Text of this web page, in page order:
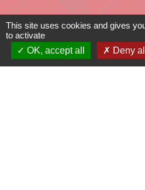
Liens
TERRITOIRES
This site uses cookies and gives
to activate
OK, accept all
Deny